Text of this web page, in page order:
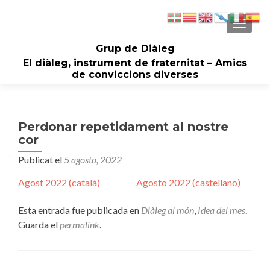
Grup de Diàleg
El diàleg, instrument de fraternitat – Amics
de conviccions diverses
Perdonar repetidament al nostre
cor
Publicat el 5 agosto, 2022
Agost 2022 (català)
Agosto 2022 (castellano)
Esta entrada fue publicada en Diàleg al món, Idea del mes.
Guarda elpermalink.